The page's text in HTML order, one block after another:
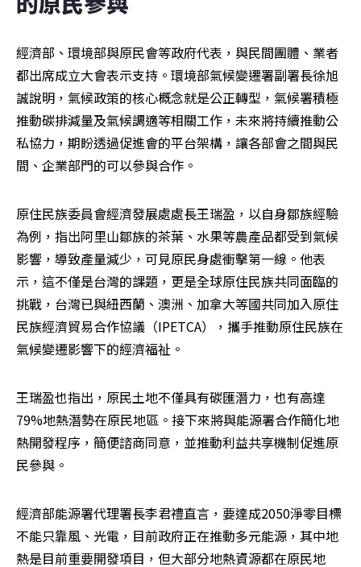
經濟部、環境部與原民會等政府代表，與民間團體、業者
都出席成立大會表示支持。環境部氣候變遷署副署長徐旭
誠說明，氣候政策的核心概念就是公正轉型，氣候署積極
推動碳排減量及氣候調適等相關工作，未來將持續推動公
私協力，期盼透過促進會的平台架構，讓各部會之間與民
間、企業部門的可以參與合作。
原住民族委員會經濟發展處處長王瑞盈，以自身鄒族經驗
為例，指出阿里山鄒族的茶葉、水果等農產品都受到氣候
影響，導致產量減少，可見原民身處衝擊第一線。他表
示，這不僅是台灣的課題，更是全球原住民族共同面臨的
挑戰，台灣已與紐西蘭、澳洲、加拿大等國共同加入原住
民族經濟貿易合作協議（IPETCA），攜手推動原住民族在
氣候變遷影響下的經濟福祉。
王瑞盈也指出，原民土地不僅具有碳匯潛力，也有高達
79%地熱潛勢在原民地區。接下來將與能源署合作簡化地
熱開發程序，簡便諮商同意，並推動利益共享機制促進原
民參與。
經濟部能源署代理署長李君禮直言，要達成2050淨零目標
不能只靠風、光電，目前政府正在推動多元能源，其中地
熱是目前重要開發項目，但大部分地熱資源都在原民地